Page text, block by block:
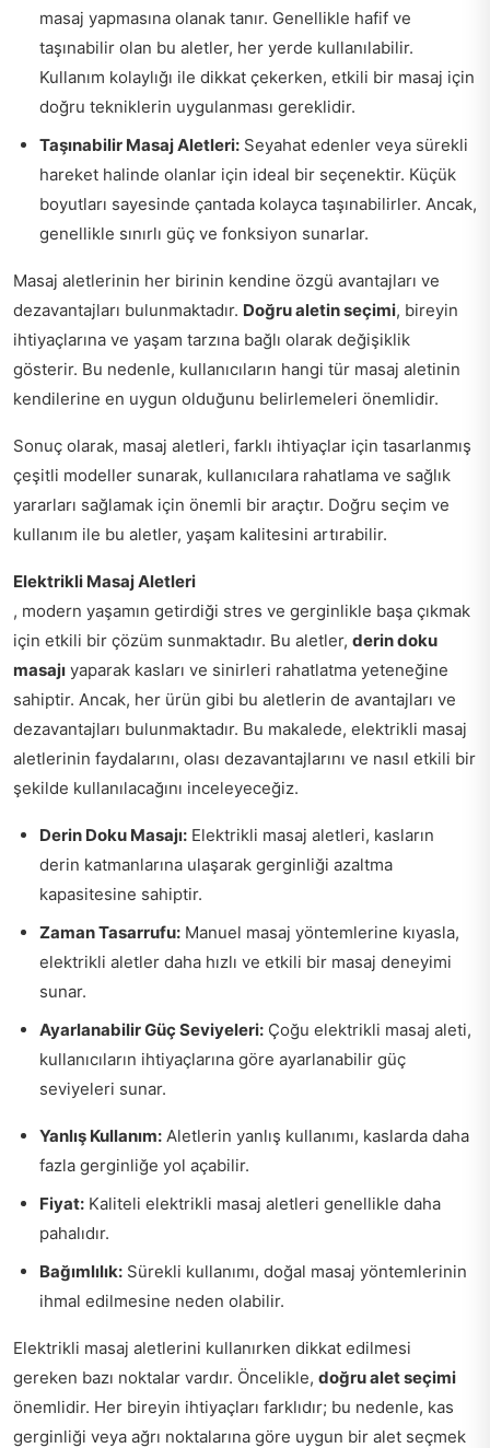
masaj yapmasına olanak tanır. Genellikle hafif ve
taşınabilir olan bu aletler, her yerde kullanılabilir.
Kullanım kolaylığı ile dikkat çekerken, etkili bir masaj için
doğru tekniklerin uygulanması gereklidir.
Taşınabilir Masaj Aletleri: Seyahat edenler veya sürekli
hareket halinde olanlar için ideal bir seçenektir. Küçük
boyutları sayesinde çantada kolayca taşınabilirler. Ancak,
genellikle sınırlı güç ve fonksiyon sunarlar.
Masaj aletlerinin her birinin kendine özgü avantajları ve
dezavantajları bulunmaktadır. Doğru aletin seçimi, bireyin
ihtiyaçlarına ve yaşam tarzına bağlı olarak değişiklik
gösterir. Bu nedenle, kullanıcıların hangi tür masaj aletinin
kendilerine en uygun olduğunu belirlemeleri önemlidir.
Sonuç olarak, masaj aletleri, farklı ihtiyaçlar için tasarlanmış
çeşitli modeller sunarak, kullanıcılara rahatlama ve sağlık
yararları sağlamak için önemli bir araçtır. Doğru seçim ve
kullanım ile bu aletler, yaşam kalitesini artırabilir.
Elektrikli Masaj Aletleri
, modern yaşamın getirdiği stres ve gerginlikle başa çıkmak
için etkili bir çözüm sunmaktadır. Bu aletler, derin doku
masajı yaparak kasları ve sinirleri rahatlatma yeteneğine
sahiptir. Ancak, her ürün gibi bu aletlerin de avantajları ve
dezavantajları bulunmaktadır. Bu makalede, elektrikli masaj
aletlerinin faydalarını, olası dezavantajlarını ve nasıl etkili bir
şekilde kullanılacağını inceleyeceğiz.
Derin Doku Masajı: Elektrikli masaj aletleri, kasların
derin katmanlarına ulaşarak gerginliği azaltma
kapasitesine sahiptir.
Zaman Tasarrufu: Manuel masaj yöntemlerine kıyasla,
elektrikli aletler daha hızlı ve etkili bir masaj deneyimi
sunar.
Ayarlanabilir Güç Seviyeleri: Çoğu elektrikli masaj aleti,
kullanıcıların ihtiyaçlarına göre ayarlanabilir güç
seviyeleri sunar.
Yanlış Kullanım: Aletlerin yanlış kullanımı, kaslarda daha
fazla gerginliğe yol açabilir.
Fiyat: Kaliteli elektrikli masaj aletleri genellikle daha
pahalıdır.
Bağımlılık: Sürekli kullanımı, doğal masaj yöntemlerinin
ihmal edilmesine neden olabilir.
Elektrikli masaj aletlerini kullanırken dikkat edilmesi
gereken bazı noktalar vardır. Öncelikle, doğru alet seçimi
önemlidir. Her bireyin ihtiyaçları farklıdır; bu nedenle, kas
gerginliği veya ağrı noktalarına göre uygun bir alet seçmek